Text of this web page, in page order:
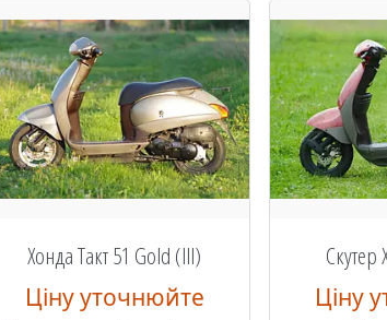
Хонда Такт 51 Gold (lll)
Ціну уточнюйте
Скутер
Ціну